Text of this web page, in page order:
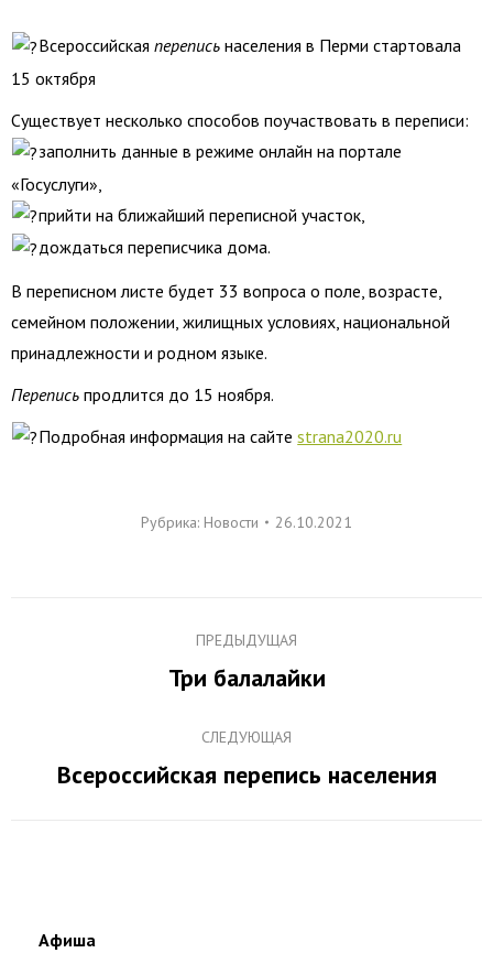
Всероссийскаяперепись населения в Перми стартовала
15 октября
Существует несколько способов поучаствовать в переписи:
заполнить данные в режиме онлайн на портале
«Госуслуги»,
прийти на ближайший переписной участок,
дождаться переписчика дома.
В переписном листе будет 33 вопроса о поле, возрасте,
семейном положении, жилищных условиях, национальной
принадлежности и родном языке.
Перепись продлится до 15 ноября.
Подробная информация на сайтеstrana2020.ru
Рубрика: Новости 26.10.2021
ПРЕДЫДУЩАЯ
Предыдущая
Три балалайки
СЛЕДУЮЩАЯ
Следующая
Всероссийская перепись населения
Афиша